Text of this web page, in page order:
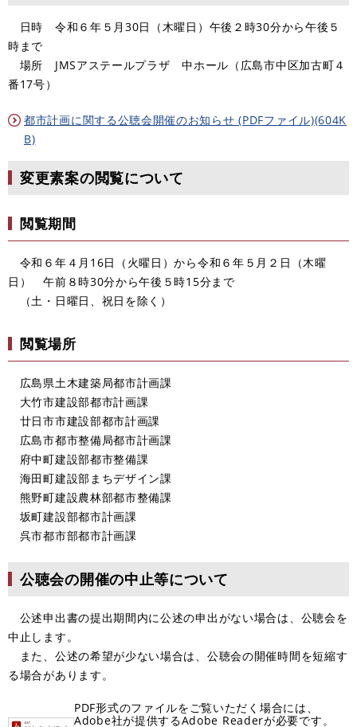
日時 令和６年５月30日（木曜日）午後２時30分から午後５
時まで
場所 JMSアステールプラザ 中ホール（広島市中区加古町４
番17号）
都市計画に関する公聴会開催のお知らせ (PDFファイル)(604K
B)
変更素案の閲覧について
閲覧期間
令和６年４月16日（火曜日）から令和６年５月２日（木曜
日） 午前８時30分から午後５時15分まで
（土・日曜日、祝日を除く）
閲覧場所
広島県土木建築局都市計画課
大竹市建設部都市計画課
廿日市市建設部都市計画課
広島市都市整備局都市計画課
府中町建設部都市整備課
海田町建設部まちデザイン課
熊野町建設農林部都市整備課
坂町建設部都市計画課
呉市都市部都市計画課
公聴会の開催の中止等について
公述申出書の提出期間内に公述の申出がない場合は、公聴会を
中止します。
また、公述の希望が少ない場合は、公聴会の開催時間を短縮す
る場合があります。
PDF形式のファイルをご覧いただく場合には、
Adobe社が提供するAdobe Readerが必要です。